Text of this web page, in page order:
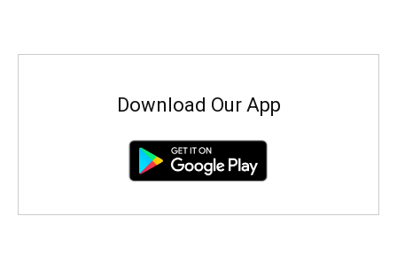
Download Our App